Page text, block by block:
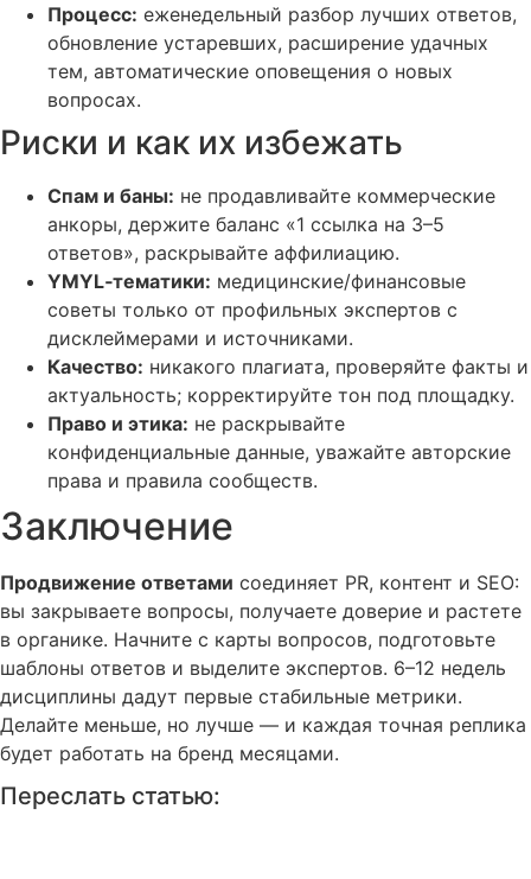
Процесс: еженедельный разбор лучших ответов,
обновление устаревших, расширение удачных
тем, автоматические оповещения о новых
вопросах.
Риски и как их избежать
Спам и баны: не продавливайте коммерческие
анкоры, держите баланс «1 ссылка на 3–5
ответов», раскрывайте аффилиацию.
YMYL‑тематики: медицинские/финансовые
советы только от профильных экспертов с
дисклеймерами и источниками.
Качество: никакого плагиата, проверяйте факты и
актуальность; корректируйте тон под площадку.
Право и этика: не раскрывайте
конфиденциальные данные, уважайте авторские
права и правила сообществ.
Заключение
Продвижение ответами соединяет PR, контент и SEO:
вы закрываете вопросы, получаете доверие и растете
в органике. Начните с карты вопросов, подготовьте
шаблоны ответов и выделите экспертов. 6–12 недель
дисциплины дадут первые стабильные метрики.
Делайте меньше, но лучше — и каждая точная реплика
будет работать на бренд месяцами.
Переслать статью: